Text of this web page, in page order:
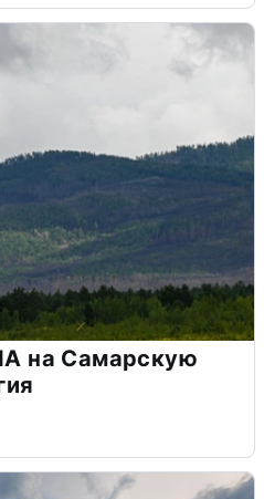
на Самарскую